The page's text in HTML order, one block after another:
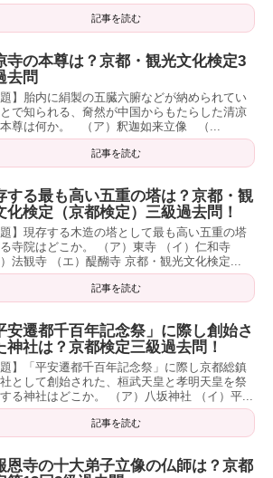
記事を読む
寺の本尊は？京都・観光文化検定3
去問
題】胎内に絹製の五臓六腑などが納められてい
で知られる、奝然が中国からもたらした清凉
尊は何か。 （ア）釈迦如来立像 （...
記事を読む
する最も高い五重の塔は？京都・観
化検定（京都検定）三級過去問！
題】現存する木造の塔として最も高い五重の塔
寺院はどこか。 （ア）東寺 （イ）仁和寺
）法観寺 （エ）醍醐寺 京都・観光文化検定...
記事を読む
安遷都千百年記念祭」に際し創始さ
神社は？京都検定三級過去問！
題】「平安遷都千百年記念祭」に際し京都総鎮
として創始された、桓武天皇と孝明天皇を祭
る神社はどこか。 （ア）八坂神社 （イ）平...
記事を読む
恩寺の十大弟子立像の仏師は？京都